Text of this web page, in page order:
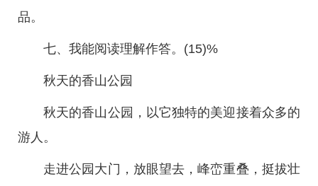
品。
七、我能阅读理解作答。(15)%
秋天的香山公园
秋天的香山公园，以它独特的美迎接着众多的
游人。
走进公园大门，放眼望去，峰峦重叠，挺拔壮